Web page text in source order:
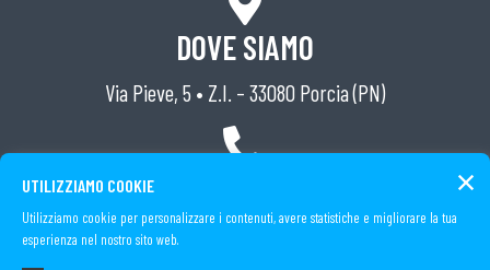
DOVE SIAMO
Via Pieve, 5 • Z.I. – 33080 Porcia (PN)
Tel. (+39) 0434 591162
UTILIZZIAMO COOKIE
Utilizziamo cookie per personalizzare i contenuti, avere statistiche e migliorare la tua
esperienza nel nostro sito web.